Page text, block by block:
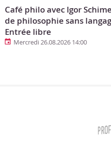
Café philo avec Igor
de philosophie sans
Entrée libre
Mercredi 26.08.2026 14:00